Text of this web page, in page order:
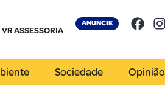
VR ASSESSORIA
ANUNCIE
Sociedade Opinião